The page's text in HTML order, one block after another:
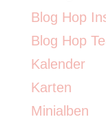
Blog Hop
Blog Hop
Kalender
Karten
Minialben